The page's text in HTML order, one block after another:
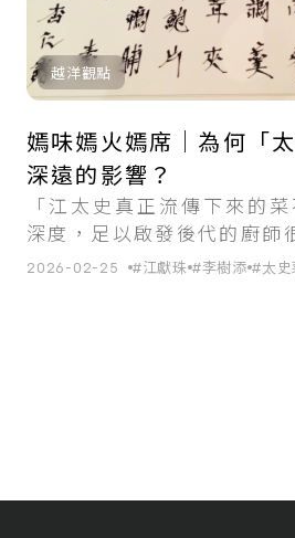
越洋觀點
嫣味嫣火嫣席｜為何「
深遠的影響？
「江太史真正流傳下來的
深度，足以啟發後代的廚師
2026-02-25 #江獻珠 #李樹添 #太史